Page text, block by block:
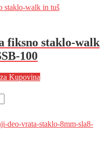
fiksno staklo-walk
100
Kupovina